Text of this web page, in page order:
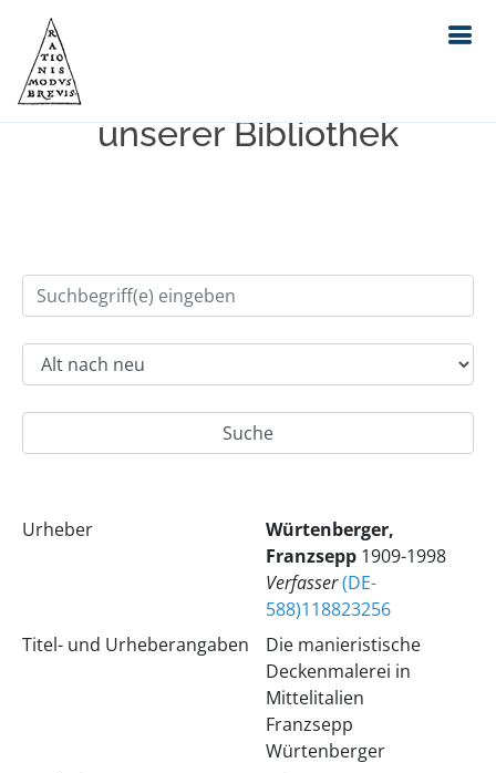
Einfache Suche im Bestand
unserer Bibliothek
Urheber
Würtenberger,
Franzsepp 1909-1998
Verfasser(DE-
588)118823256
Titel- und Urheberangaben
Die manieristische
Deckenmalerei in
Mittelitalien
Franzsepp
Würtenberger